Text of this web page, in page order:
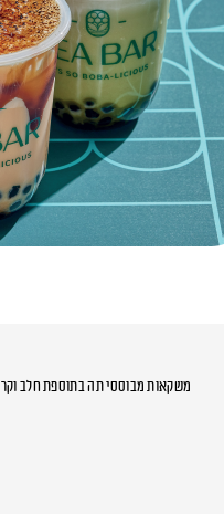
משקאות מבוססי תה בתוספת חלב